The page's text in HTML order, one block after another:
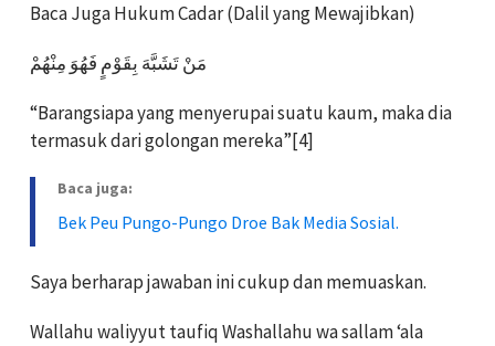
Baca Juga Hukum Cadar (Dalil yang Mewajibkan)
مَنْ تَشَبَّهَ بِقَوْمٍ فَهُوَ مِنْهُمْ
“Barangsiapa yang menyerupai suatu kaum, maka dia
termasuk dari golongan mereka”[4]
Baca juga:
Bek Peu Pungo-Pungo Droe Bak Media Sosial.
Saya berharap jawaban ini cukup dan memuaskan.
Wallahu waliyyut taufiq Washallahu wa sallam ‘ala